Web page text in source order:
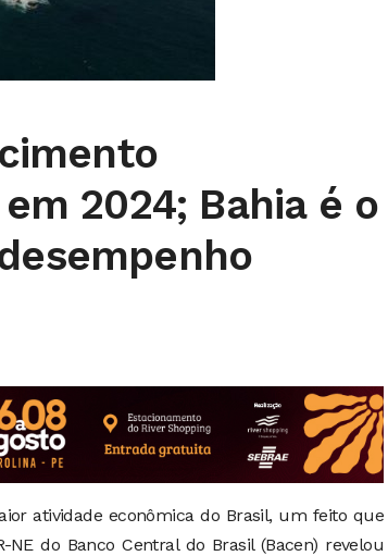
2024; Bahia é o
atividade econômica do Brasil, um feito que
NE do Banco Central do Brasil (Bacen) revelou